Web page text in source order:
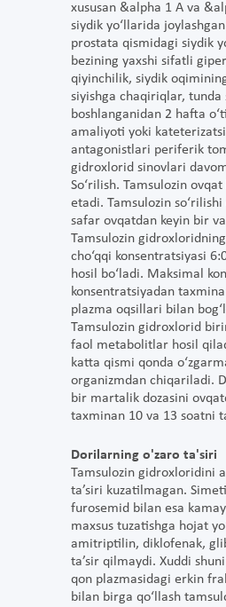
xususan &alpha 1 A va
siydik yo‘llarida
prostata qismidagi siydik
bezining yaxshi sifatli
qiyinchilik, siydik
siyishga chaqiriqlar,
boshlanganidan 2 hafta
amaliyoti yoki
antagonistlari periferik
gidroxlorid sinovlari
So‘rilish. Tamsulozin
etadi. Tamsulozin
safar ovqatdan keyin bir
Tamsulozin
cho‘qqi konsentratsiyasi
hosil bo‘ladi. Maksimal
konsentratsiyadan
plazma oqsillari bilan
Tamsulozin gidroxlorid
faol metabolitlar hosil
katta qismi qonda
organizmdan chiqariladi.
bir martalik dozasini
taxminan 10 va 13 soatni
Dorilarning o'zaro ta'siri
Tamsulozin gidroxloridini
ta’siri kuzatilmagan.
furosemid bilan esa
maxsus tuzatishga hojat
amitriptilin, diklofenak,
ta’sir qilmaydi. Xuddi
qon plazmasidagi erkin
bilan birga qo‘llash